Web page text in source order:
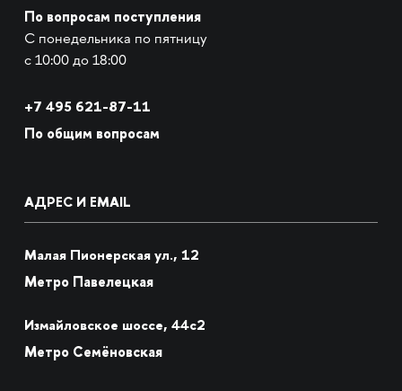
По вопросам поступления
С понедельника по пятницу
с 10:00 до 18:00
+7 495 621-87-11
По общим вопросам
АДРЕС И EMAIL
Малая Пионерская ул., 12
Метро Павелецкая
Измайловское шоссе, 44с2
Метро Семёновская